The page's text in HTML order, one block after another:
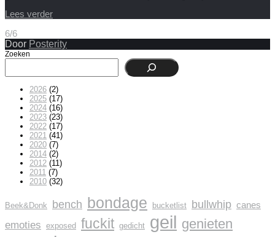
Lees verder
6/6
Door Posterity
Zoeken
2026 (2)
2025 (17)
2024 (16)
2023 (23)
2022 (17)
2021 (41)
2020 (7)
2014 (2)
2012 (11)
2011 (7)
2010 (32)
Beek&Donk bench bondage bucketlist bullwhip canes
emoties exposed fuckit gedicht geil genieten